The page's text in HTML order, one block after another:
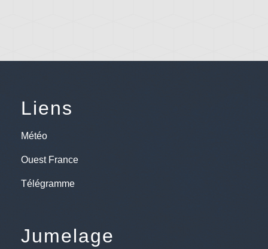
Liens
Météo
Ouest France
Télégramme
Jumelage